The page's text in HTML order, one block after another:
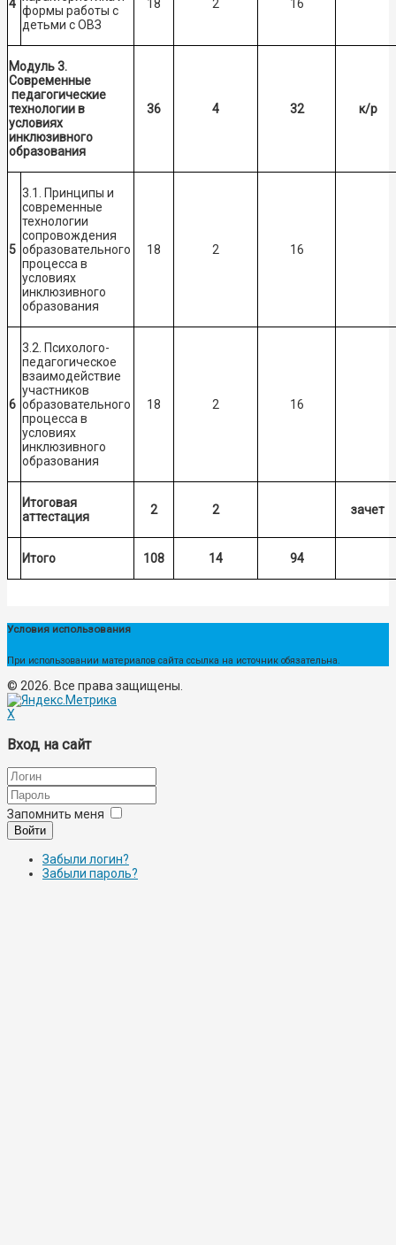
4 формы работы с
детьми с ОВЗ
18 2 16
Модуль 3.
Современные
педагогические
технологии в
условиях
инклюзивного
образования
36 4 32 к/р
5
3.1. Принципы и
современные
технологии
сопровождения
образовательного
процесса в
условиях
инклюзивного
образования
18 2 16
6
3.2. Психолого-
педагогическое
взаимодействие
участников
образовательного
процесса в
условиях
инклюзивного
образования
18 2 16
Итоговая
аттестация
2 2 зачет
Итого 108 14 94
Условия использования
При использовании материалов сайта ссылка на источник обязательна.
© 2026. Все права защищены.
X
Вход на сайт
Запомнить меня
Войти
Забыли логин?
Забыли пароль?